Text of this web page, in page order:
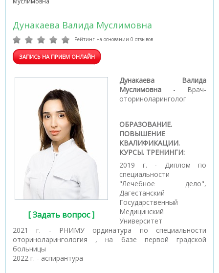
Дунакаева Валида Муслимовна
Рейтинг на основании 0 отзывов
ЗАПИСЬ НА ПРИЕМ ОНЛАЙН
[ Задать вопрос ]
Дунакаева Валида
Муслимовна - Врач-
оториноларинголог
ОБРАЗОВАНИЕ.
ПОВЫШЕНИЕ
КВАЛИФИКАЦИИ.
КУРСЫ. ТРЕНИНГИ:
2019 г. - Диплом по
специальности
"Лечебное дело",
Дагестанский
Государственный
Медицинский
Университет
2021 г. - РНИМУ ординатура по специальности
оториноларингология , на базе первой градской
больницы
2022 г. - аспирантура